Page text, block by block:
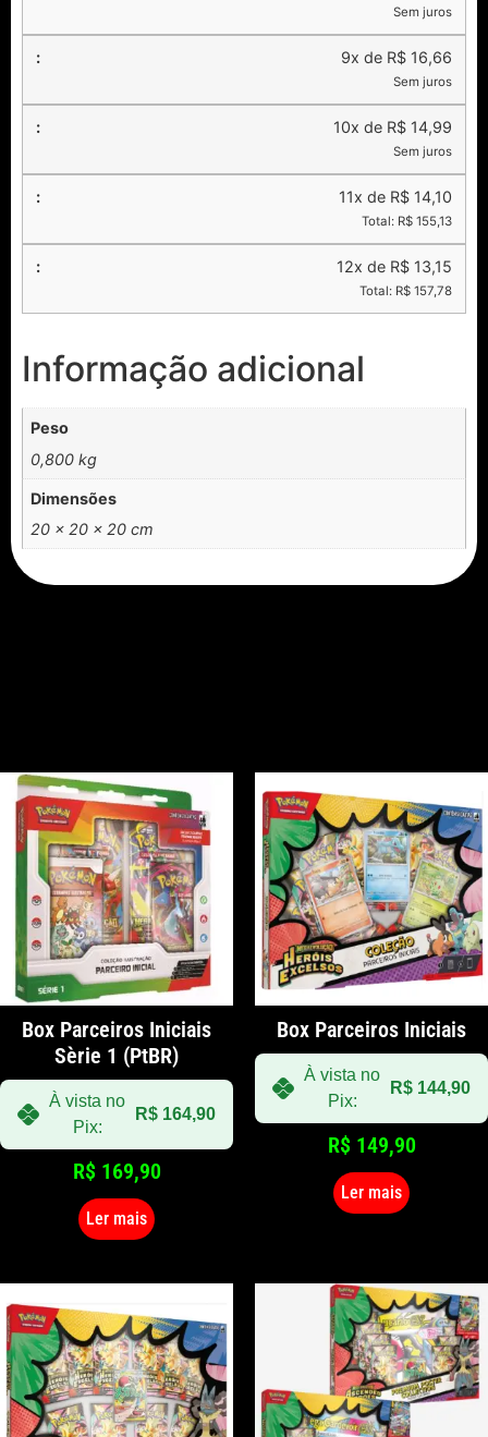
Sem juros
9x de R$ 16,66
Sem juros
10x de R$ 14,99
Sem juros
11x de R$ 14,10
Total: R$ 155,13
12x de R$ 13,15
Total: R$ 157,78
Informação adicional
Peso
0,800 kg
Dimensões
20 × 20 × 20 cm
Box Parceiros Iniciais
Sèrie 1 (PtBR)
À vista no
Pix:
R$ 164,90
R$ 169,90
Ler mais
Box Parceiros Iniciais
À vista no
Pix:
R$ 144,90
R$ 149,90
Ler mais